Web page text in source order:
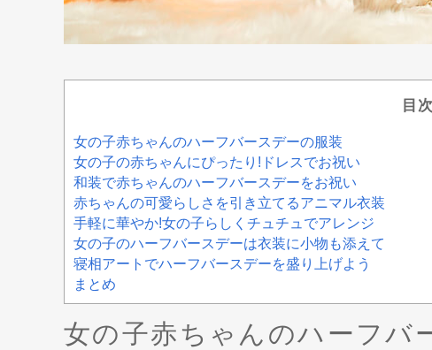
目次
女の子赤ちゃんのハーフバースデーの服装
女の子の赤ちゃんにぴったり!ドレスでお祝い
和装で赤ちゃんのハーフバースデーをお祝い
赤ちゃんの可愛らしさを引き立てるアニマル衣装
手軽に華やか!女の子らしくチュチュでアレンジ
女の子のハーフバースデーは衣装に小物も添えて
寝相アートでハーフバースデーを盛り上げよう
まとめ
女の子赤ちゃんのハーフバ